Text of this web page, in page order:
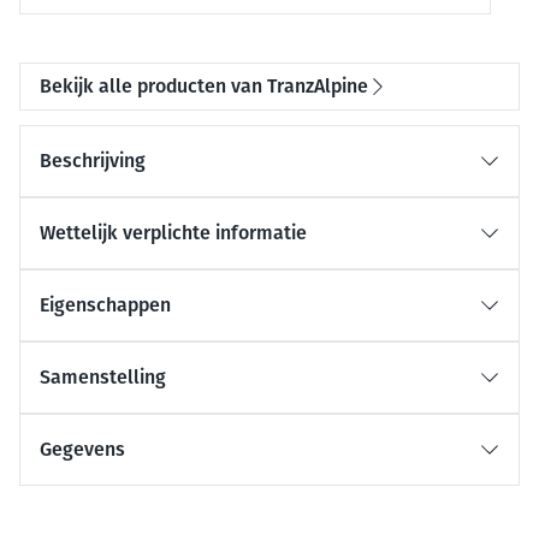
Bekijk alle producten van TranzAlpine
Beschrijving
Wettelijk verplichte informatie
Eigenschappen
Samenstelling
Gegevens